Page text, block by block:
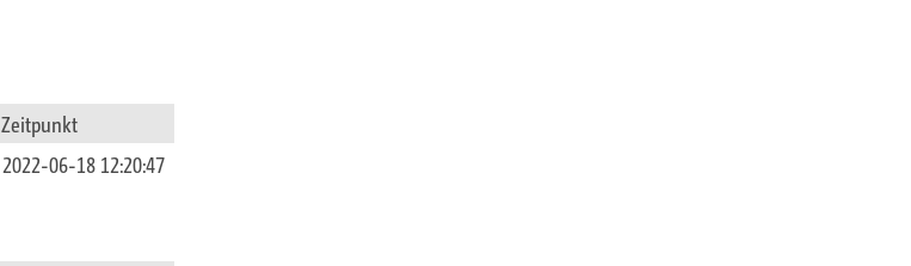
Zeitpunkt
2022-06-18 12:20:47